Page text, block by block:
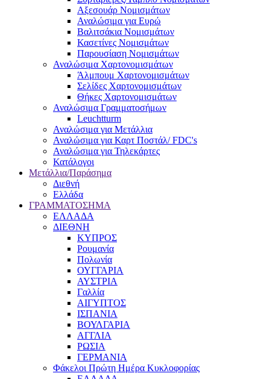
Αξεσουάρ Νομισμάτων
Αναλώσιμα για Ευρώ
Βαλιτσάκια Νομισμάτων
Κασετίνες Νομισμάτων
Παρουσίαση Νομισμάτων
Αναλώσιμα Χαρτονομισμάτων
Άλμπουμ Χαρτονομισμάτων
Σελίδες Χαρτονομισμάτων
Θήκες Χαρτονομισμάτων
Αναλώσιμα Γραμματοσήμων
Leuchtturm
Αναλώσιμα για Μετάλλια
Αναλώσιμα για Καρτ Ποστάλ/ FDC's
Αναλώσιμα για Τηλεκάρτες
Κατάλογοι
Μετάλλια/Παράσημα
Διεθνή
Ελλάδα
ΓΡΑΜΜΑΤΟΣΗΜΑ
ΕΛΛΑΔΑ
ΔΙΕΘΝΗ
ΚΥΠΡΟΣ
Ρουμανία
Πολωνία
ΟΥΓΓΑΡΙΑ
ΑΥΣΤΡΙΑ
Γαλλία
ΑΙΓΥΠΤΟΣ
ΙΣΠΑΝΙΑ
ΒΟΥΛΓΑΡΙΑ
ΑΓΓΛΙΑ
ΡΩΣΙΑ
ΓΕΡΜΑΝΙΑ
Φάκελοι Πρώτη Ημέρα Κυκλοφορίας